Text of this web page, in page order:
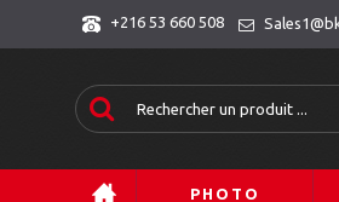
+216 53 660 508
PHOTO